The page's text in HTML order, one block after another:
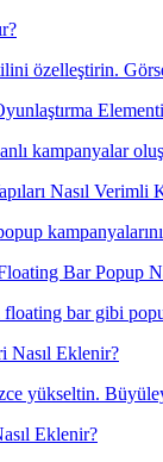
özelleştirin.
kampanyalar
Nasıl Verimli
Bar Popup
bar gibi
Nasıl Eklenir?
yükseltin.
Eklenir?